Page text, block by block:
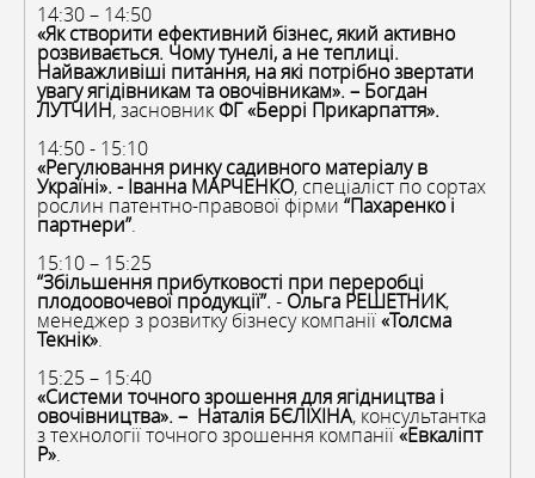
14:30 – 14:50
«Як створити ефективний бізнес, який активно
розвивається. Чому тунелі, а не теплиці.
Найважливіші питання, на які потрібно звертати
увагу ягідівникам та овочівникам». – Богдан
ЛУТЧИН, засновникФГ «Беррі Прикарпаття».
14:50 - 15:10
«Регулювання ринку садивного матеріалу в
Україні». - Іванна МАРЧЕНКО, спеціаліст по сортах
рослин патентно-правової фірми “Пахаренко і
партнери”.
15:10 – 15:25
“Збільшення прибутковості при переробці
плодоовочевої продукції”. - Ольга РЕШЕТНИК,
менеджер з розвитку бізнесу компанії«Толсма
Текнік».
15:25 – 15:40
«Системи точного зрошення для ягідництва і
овочівництва». – Наталія БЄЛІХІНА, консультантка
з технології точного зрошення компанії«Евкаліпт
Р».